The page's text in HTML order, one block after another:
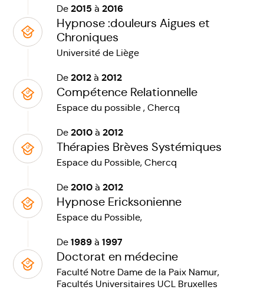
De2015 à2016
Hypnose :douleurs Aigues et
Chroniques
Université de Liège
De2012 à2012
Compétence Relationnelle
Espace du possible , Chercq
De2010 à2012
Thérapies Brèves Systémiques
Espace du Possible, Chercq
De2010 à2012
Hypnose Ericksonienne
Espace du Possible,
De1989 à1997
Doctorat en médecine
Faculté Notre Dame de la Paix Namur,
Facultés Universitaires UCL Bruxelles